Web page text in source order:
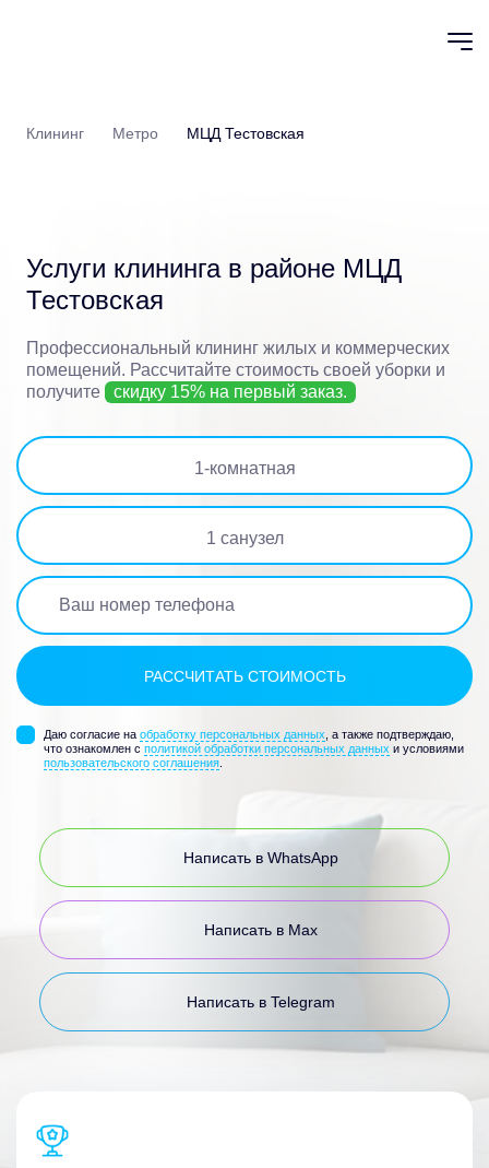
Клининг Метро МЦД Тестовская
Услуги клининга в районе МЦД
Тестовская
Профессиональный клининг жилых и коммерческих
помещений. Рассчитайте стоимость своей уборки и
получите
скидку 15% на первый заказ.
1-комнатная
1 санузел
Даю согласие на обработку персональных данных , а также подтверждаю,
что ознакомлен с политикой обработки персональных данных и условиями
пользовательского соглашения
Написать в WhatsApp
Написать в Max
Написать в Telegram